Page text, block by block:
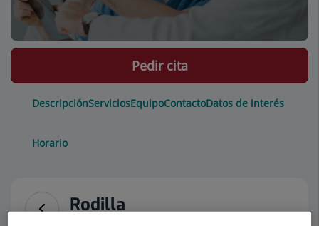
DescripciónServiciosEquipoContactoDatos de interés
Horario
Pedir cita
Rodilla